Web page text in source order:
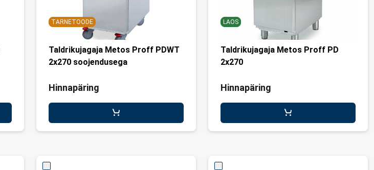
TARNETOODE
Taldrikujagaja Metos Proff PDWT
2x270 soojendusega
Hinnapäring
LAOS
Taldrikujagaja Metos Proff PD
2x270
Hinnapäring